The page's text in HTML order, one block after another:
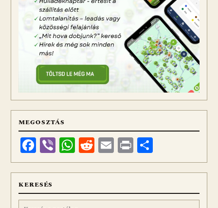
MEGOSZTÁS
Facebook
ViberWhatsApp
Reddit
Email
Print
meg
KERESÉS
Keresés: